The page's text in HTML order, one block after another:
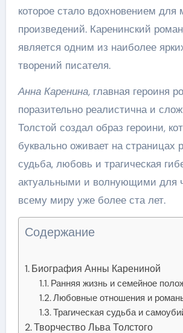
которое стало вдохновением для
произведений. Каренинский
является одним из наиболее
творений писателя.
Анна Каренина,главная героиня
поразительно реалистична и
Толстой создал образ героини,
буквально оживает на страницах
судьба, любовь и трагическая
актуальными и волнующими для
всему миру уже более ста лет.
Содержание
Биография Анны Карениной
Ранняя жизнь и семейное
Любовные отношения и
Трагическая судьба и
Творчество Льва Толстого